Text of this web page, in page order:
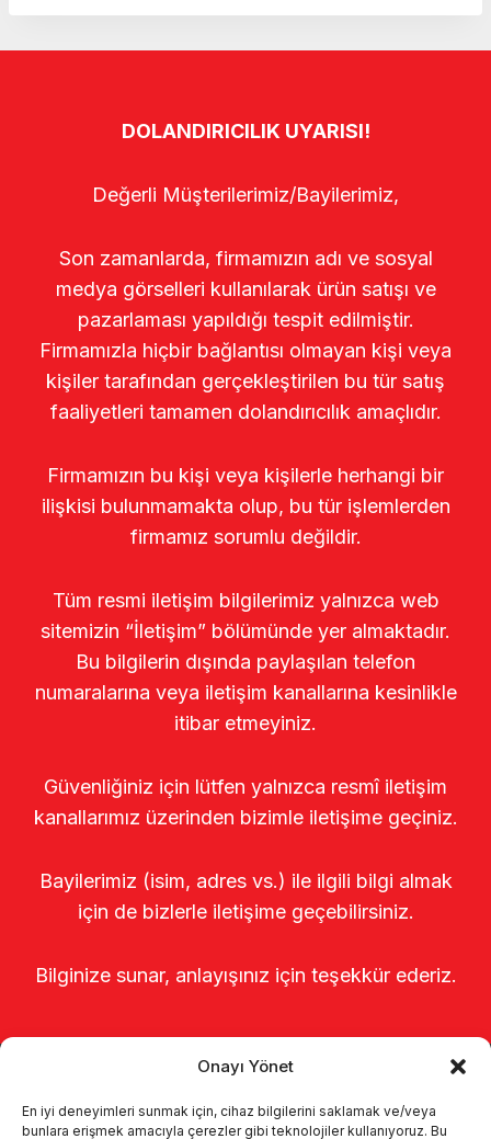
Onayı Yönet
En iyi deneyimleri sunmak için, cihaz bilgilerini saklamak ve/veya
bunlara erişmek amacıyla çerezler gibi teknolojiler kullanıyoruz. Bu
DOLANDIRICILIK UYARISI!
Değerli Müşterilerimiz/Bayilerimiz,
Son zamanlarda, firmamızın adı ve sosyal
medya görselleri kullanılarak ürün satışı ve
pazarlaması yapıldığı tespit edilmiştir.
Firmamızla hiçbir bağlantısı olmayan kişi veya
kişiler tarafından gerçekleştirilen bu tür satış
faaliyetleri tamamen dolandırıcılık amaçlıdır.
Firmamızın bu kişi veya kişilerle herhangi bir
ilişkisi bulunmamakta olup, bu tür işlemlerden
firmamız sorumlu değildir.
Tüm resmi iletişim bilgilerimiz yalnızca web
sitemizin “İletişim” bölümünde yer almaktadır.
Bu bilgilerin dışında paylaşılan telefon
numaralarına veya iletişim kanallarına kesinlikle
itibar etmeyiniz.
Güvenliğiniz için lütfen yalnızca resmî iletişim
kanallarımız üzerinden bizimle iletişime geçiniz.
Bayilerimiz (isim, adres vs.) ile ilgili bilgi almak
için de bizlerle iletişime geçebilirsiniz.
Bilginize sunar, anlayışınız için teşekkür ederiz.